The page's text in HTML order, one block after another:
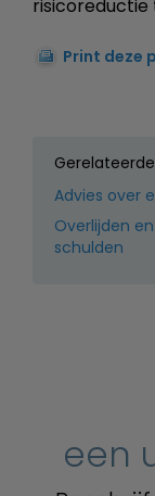
risicoreductie
Print deze
Advies over
Overlijden
schulden
een